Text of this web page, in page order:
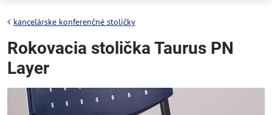
kancelárske konferenčné stoličky
Rokovacia stolička Taurus PN
Layer